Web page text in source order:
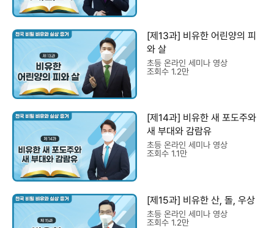
[제13과] 비유한 어린양의 피
와 살
초등 온라인 세미나 영상
조회수 1.2만
[제14과] 비유한 새 포도주와
새 부대와 감람유
초등 온라인 세미나 영상
조회수 1.1만
[제15과] 비유한 산, 돌, 우상
초등 온라인 세미나 영상
조회수 1.2만